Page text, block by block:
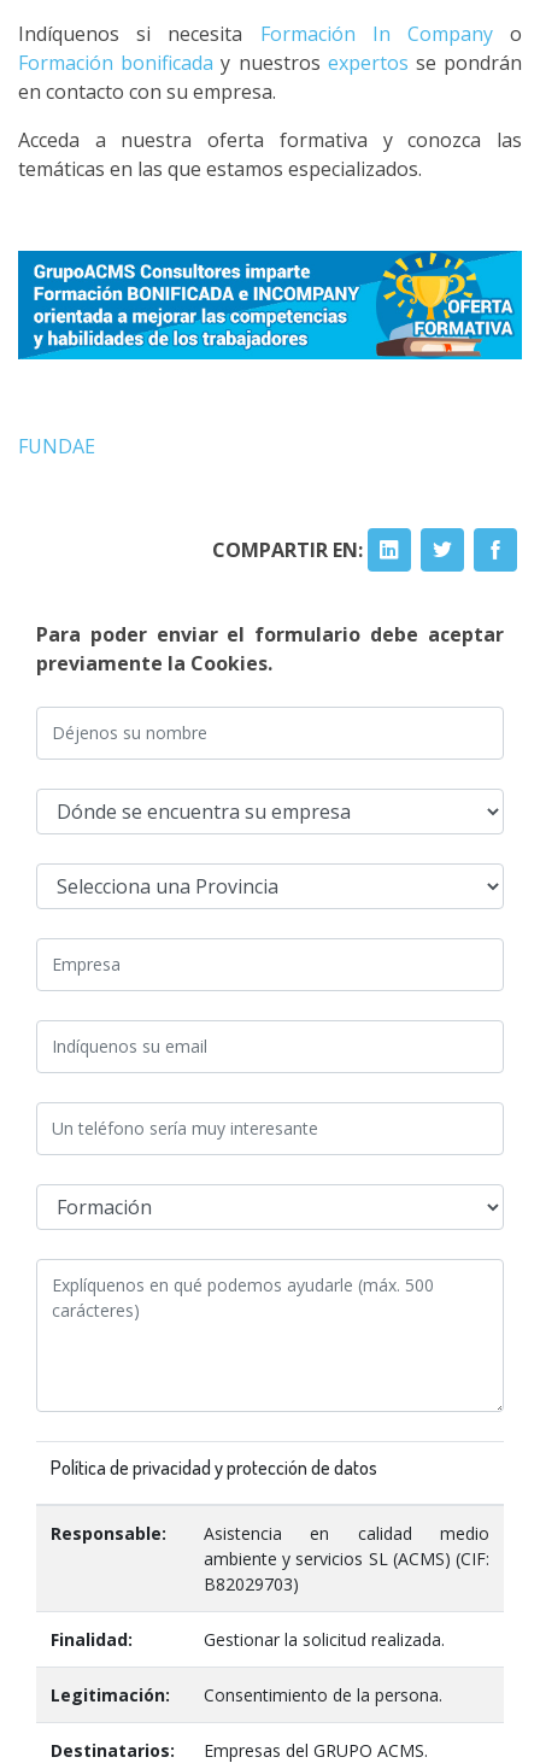
Indíquenos si necesita Formación In Companyo
Formación bonificada y nuestros expertos se pondrán
en contacto con su empresa.
Acceda a nuestra oferta formativa y conozca las
temáticas en las que estamos especializados.
FUNDAE
COMPARTIR EN:
Para poder enviar el formulario debe aceptar
previamente la Cookies.
Política de privacidad y protección de datos
Responsable:
Asistencia en calidad medio
ambiente y servicios SL (ACMS) (CIF:
B82029703)
Finalidad: Gestionar la solicitud realizada.
Legitimación: Consentimiento de la persona.
Destinatarios: Empresas del GRUPO ACMS.